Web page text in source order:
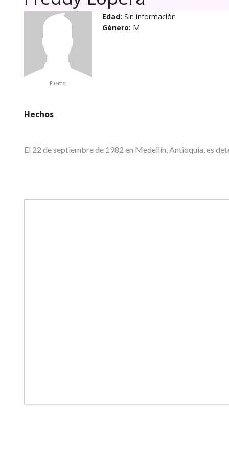
Fuente:
Edad: Sin información
Género: M
Hechos
El 22 de septiembre de 1982 en Medellín, Antioquia, es